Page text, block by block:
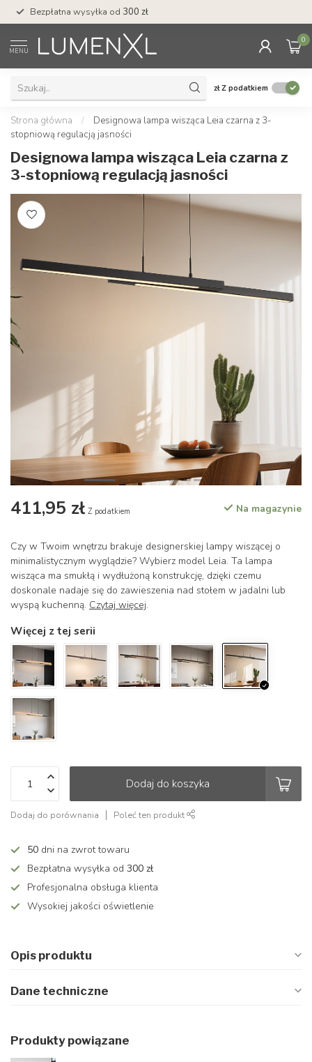
Bezpłatna wysyłka od 300 zł
MENU
0
złZ podatkiem
Strona główna /
Designowa lampa wisząca Leia czarna z 3-
stopniową regulacją jasności
Designowa lampa wisząca Leia czarna z
3-stopniową regulacją jasności
411,95 zł Z podatkiem Na magazynie
Czy w Twoim wnętrzu brakuje designerskiej lampy wiszącej o
minimalistycznym wyglądzie? Wybierz model Leia. Ta lampa
wisząca ma smukłą i wydłużoną konstrukcję, dzięki czemu
doskonale nadaje się do zawieszenia nad stołem w jadalni lub
wyspą kuchenną. Czytaj więcej.
Więcej z tej serii
Dodaj do koszyka
Dodaj do porównania Poleć ten produkt
50 dni na zwrot towaru
Bezpłatna wysyłka od 300 zł
Profesjonalna obsługa klienta
Wysokiej jakości oświetlenie
Opis produktu
Dane techniczne
Produkty powiązane